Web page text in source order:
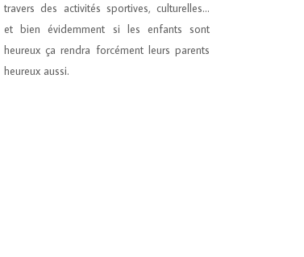
travers des activités sportives, culturelles…
et bien évidemment si les enfants sont
heureux ça rendra forcément leurs parents
heureux aussi.